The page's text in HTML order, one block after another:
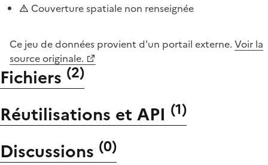
Couverture spatiale non renseignée
Ce jeu de données provient d'un portail externe. Voir la
source originale.
Fichiers (2)
Réutilisations et API (1)
Discussions (0)